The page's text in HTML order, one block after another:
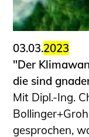
03.03.2023
"Der
die sind
Mit Dipl.-Ing.
gesprochen,